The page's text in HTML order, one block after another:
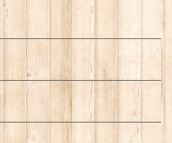
】
】